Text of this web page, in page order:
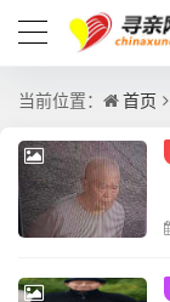
当前位置： 首页